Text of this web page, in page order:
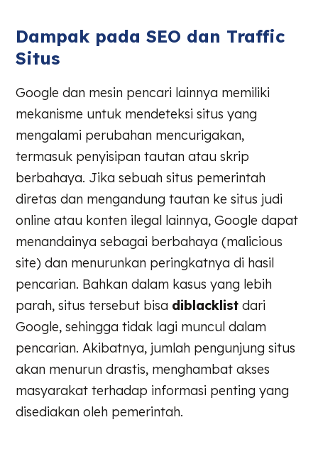
Dampak pada SEO dan Traffic
Situs
Google dan mesin pencari lainnya memiliki
mekanisme untuk mendeteksi situs yang
mengalami perubahan mencurigakan,
termasuk penyisipan tautan atau skrip
berbahaya. Jika sebuah situs pemerintah
diretas dan mengandung tautan ke situs judi
online atau konten ilegal lainnya, Google dapat
menandainya sebagai berbahaya (malicious
site) dan menurunkan peringkatnya di hasil
pencarian. Bahkan dalam kasus yang lebih
parah, situs tersebut bisa diblacklist dari
Google, sehingga tidak lagi muncul dalam
pencarian. Akibatnya, jumlah pengunjung situs
akan menurun drastis, menghambat akses
masyarakat terhadap informasi penting yang
disediakan oleh pemerintah.